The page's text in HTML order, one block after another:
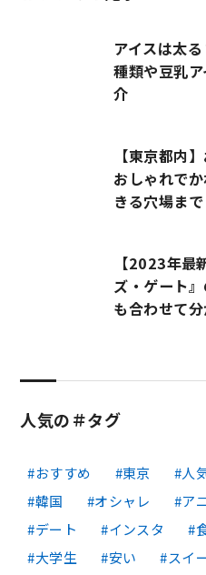
アイスは太
種類や豆乳
介
【東京都内
おしゃれで
きる穴場まで
【2023年最
ズ・ゲート
も合わせて
人気の＃タグ
おすすめ 東京 人
韓国
オシャレ ア
デート
インスタ
大学生
安い スイ